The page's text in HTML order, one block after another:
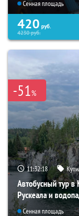
Сенная площадь
420 руб.
4230руб.
-51%
11:32:16
Автобусный тур
Рускеала и
Сенная площадь